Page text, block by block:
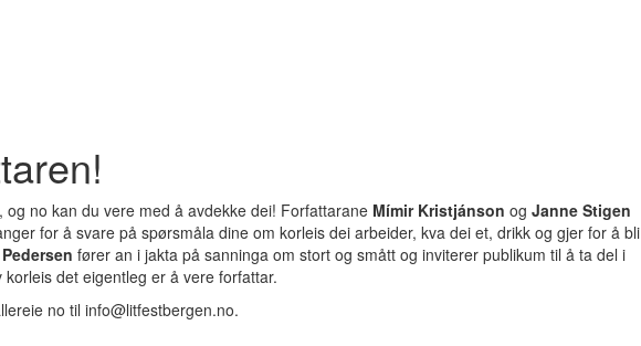
no kan du vere med å avdekke dei! Forfattarane Mímir Kristjánson og Janne Stigen
for å svare på spørsmåla dine om korleis dei arbeider, kva dei et, drikk og gjer for å bli
fører an i jakta på sanninga om stort og smått og inviterer publikum til å ta del i
det eigentleg er å vere forfattar.
no til info@litfestbergen.no.